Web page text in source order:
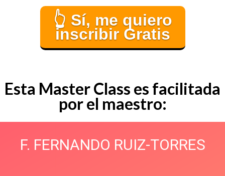
👆 Sí, me quiero
inscribir Gratis
Esta Master Class es facilitada
por el maestro:
F. FERNANDO RUIZ-TORRES